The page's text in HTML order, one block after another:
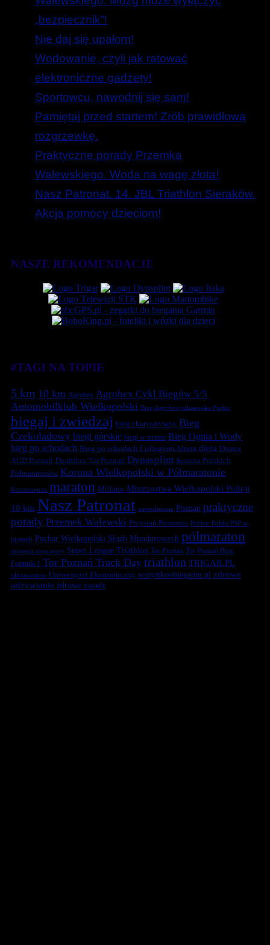
„bezpiecznik”!
Nie daj się upałom!
Wodowanie, czyli jak ratować
elektroniczne gadżety!
Sportowcu, nawodnij się sam!
Pamiętaj przed startem! Zrób prawidłową
rozgrzewkę.
Praktyczne porady Przemka
Walewskiego. Woda na wagę złota!
Nasz Patronat. 14. JBL Triathlon Sieraków.
Akcja pomocy dzieciom!
NASZE REKOMENDACJE
#TAGI NA TOPIE
5 km 10 km Agrobex Agrobex Cykl Biegów 5/5
Automobilklub Wielkopolski Bieg Agrobex zalasewska Piątka
biegaj i zwiedzaj bieg charytatywny Bieg
Czekoladowy biegi górskie biegi w terenie Bieg Ognia i Wody
bieg po schodach Bieg po schodach Collegium Altum dieta Domix
AGD Poznań Duathlon Tor Poznań Dynasplint Korona Polskich
Półmaratonów Korona Wielkopolski w Półmaratonie
Koronawirus maraton Millano Mistrzostwa Wielkopolski Policji
10 km Nasz Patronat nawodnienie Poznań praktyczne
porady Przemek Walewski Przystań Posnania Puchar Polski PSP w
biegach Puchar Wielkopolski Służb Mundurowych półmaraton
strategia zwycięzcy Super League Triathlon Tor Poznań Tor Poznań Bieg
Formuła 1 Tor Poznań Track Day triathlon TRIGAR.PL
ultramaraton Uniwersytet Ekonomiczny wszystkoobieganiu.pl zdrowe
odżywianie zdrowe zasady